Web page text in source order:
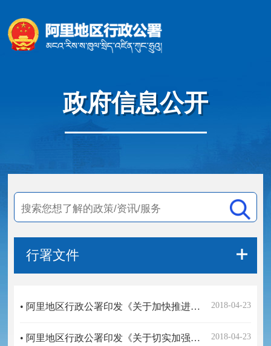
政府信息公开
行署文件
2018-04-23
• 阿里地区行政公署印发《关于加快推进实体经济发展的意见》的通知
2018-04-23
• 阿里地区行政公署印发《关于切实加强当今和今后一段时期就业创业工作的实施意见》的通知